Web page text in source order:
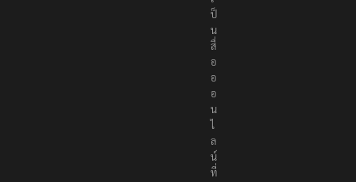
s
เ
ป็
น
สื่
อ
อ
อ
น
ไ
ล